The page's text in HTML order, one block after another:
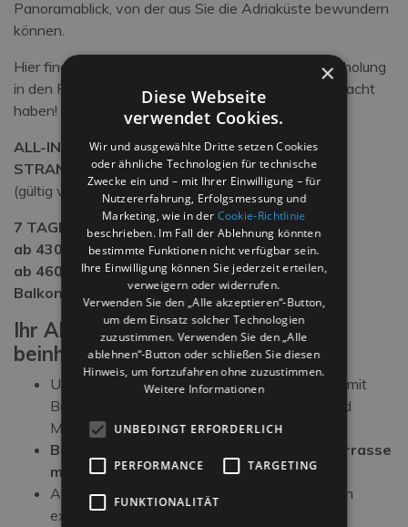
Panoramablick, von der aus Sie die Adriaküste bewundern
können.
Hier finden Sie das Angebot, das wir uns für Ihre Erholung
in den Pfingstferien in unserem Strandhotel ausgedacht
haben!
ALL-INCLUSIVE ANGEBOT ZU PFINGSTEN IM
STRANDHOTEL IN RIMINI
(gültig vom 31 Mai. bis 14. Juni 2025)
7 TAGE LANG ALLES INKLUSIVE
ab 430, 00 € pro Person im Classic Zimmer
ab 460, 00 € pro Person im Deluxe-Zimmer mit
Balkon zur Meerseite
Ihr ALL-INCLUSIVE-Aufenthalt
beinhaltet:
Unterbringung in einem komfortablen Zimmer mit
Balkon, unabhängiger Klimaanlage, WLAN und
Minibar
Begrüßungsgetränk auf der Panoramaterrasse
mit Meerblick
Auswahlmenü aus Fleisch und Fisch immer von
exquisiten Beilagen und Salatbuffet begleitet
×
Diese Webseite
verwendet Cookies.
Wir und ausgewählte Dritte setzen Cookies
oder ähnliche Technologien für technische
Zwecke ein und – mit Ihrer Einwilligung – für
Nutzererfahrung, Erfolgsmessung und
Marketing, wie in der Cookie-Richtlinie
beschrieben. Im Fall der Ablehnung könnten
bestimmte Funktionen nicht verfügbar sein.
Ihre Einwilligung können Sie jederzeit erteilen,
verweigern oder widerrufen.
Verwenden Sie den „Alle akzeptieren“-Button,
um dem Einsatz solcher Technologien
zuzustimmen. Verwenden Sie den „Alle
ablehnen“-Button oder schließen Sie diesen
Hinweis, um fortzufahren ohne zuzustimmen.
Weitere Informationen
UNBEDINGT ERFORDERLICH
PERFORMANCE TARGETING
FUNKTIONALITÄT